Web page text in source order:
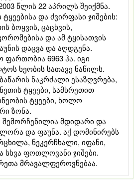
წლის 22 აპრილს შეიქმნა.
და ძვირფასი ჯიშების:
ბოყვის, ცაცხვის,
და ამ ტყისათვის
დაცვა და აღდგენა.
6963 ჰა. იგი
ხეობის სათავე ნაწილს.
ნაკრძალი ესაზღვრება,
ტყეები, სამხრეთით
ტყეები, ხოლო
ზონა.
მდიდარი და
და ფაუნა. აქ დომინირებს
ნეკერჩხალი, იფანი,
ფოთლოვანი ჯიშები.
მრავალფეროვნებაა.